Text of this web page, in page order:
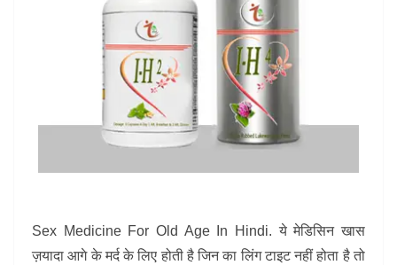
Sex Medicine For Old Age In Hindi. ये मेडिसिन खास
ज़यादा आगे के मर्द के लिए होती है जिन का लिंग टाइट नहीं होता है तो